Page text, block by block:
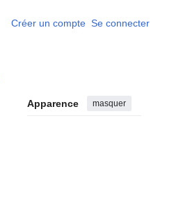
Créer un compte Se connecter
Apparence masquer